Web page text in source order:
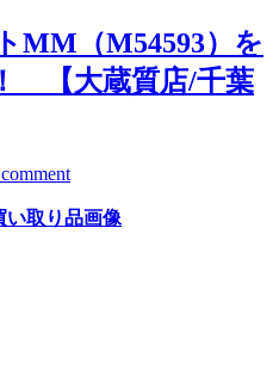
MM（M54593）を
【大蔵質店/千葉